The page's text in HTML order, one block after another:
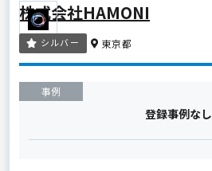
株式会社HAMONI
シルバー 東京都
事例
登録事例なし